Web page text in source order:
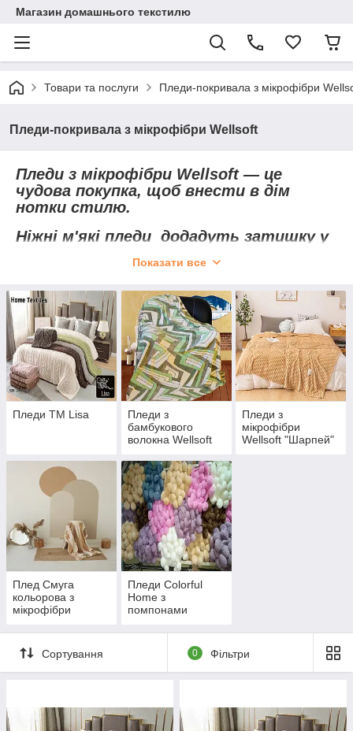
Магазин домашнього текстилю
Товари та послуги Пледи-покривала з мікрофібри
Пледи-покривала з мікрофібри Wellsoft
Пледи з мікрофібри Wellsoft — це
чудова покупка, щоб внести в дім
нотки стилю.
Ніжні м'які пледи додадуть затишку у
Показати все
Пледи ТМ Lisa
Пледи з
бамбукового
волокна Wellsoft
Пледи з
мікрофібри
Wellsoft "Шарпей"
Плед Смуга
кольорова з
мікрофібри
Пледи Colorful
Home з
помпонами
Сортування 0 Фільтри